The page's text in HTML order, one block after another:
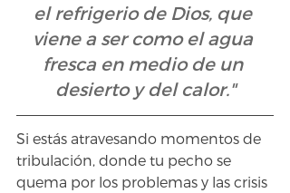
el refrigerio de Dios, que
viene a ser como el agua
fresca en medio de un
desierto y del calor."
Si estás atravesando momentos de
tribulación, donde tu pecho se
quema por los problemas y las crisis